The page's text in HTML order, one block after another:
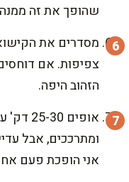
שהופך את זה
מסדרים את
צפיפות. אם
הזהוב היפה.
ומתרככים, אבל
אני הופכת פעם